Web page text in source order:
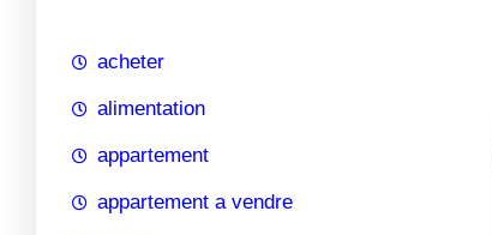
h
acheter
alimentation
appartement
appartement a vendre